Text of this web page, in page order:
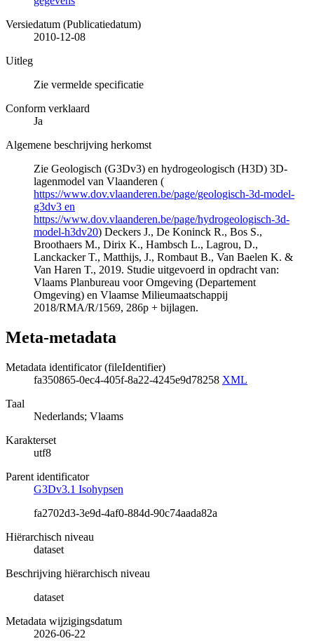
Versiedatum (Publicatiedatum)
2010-12-08
Uitleg
Zie vermelde specificatie
Conform verklaard
Ja
Algemene beschrijving herkomst
Zie Geologisch (G3Dv3) en hydrogeologisch (H3D) 3D-
lagenmodel van Vlaanderen (
https://www.dov.vlaanderen.be/page/geologisch-3d-model-
g3dv3 en
https://www.dov.vlaanderen.be/page/hydrogeologisch-3d-
model-h3dv20) Deckers J., De Koninck R., Bos S.,
Broothaers M., Dirix K., Hambsch L., Lagrou, D.,
Lanckacker T., Matthijs, J., Rombaut B., Van Baelen K. &
Van Haren T., 2019. Studie uitgevoerd in opdracht van:
Vlaams Planbureau voor Omgeving (Departement
Omgeving) en Vlaamse Milieumaatschappij
2018/RMA/R/1569, 286p + bijlagen.
Meta-metadata
Metadata identificator (fileIdentifier)
fa350865-0ec4-405f-8a22-4245e9d78258 XML
Taal
Nederlands; Vlaams
Karakterset
utf8
Parent identificator
G3Dv3.1 Isohypsen
fa2702d3-3e9d-4af0-884d-90c74aada82a
Hiërarchisch niveau
dataset
Beschrijving hiërarchisch niveau
dataset
Metadata wijzigingsdatum
2026-06-22